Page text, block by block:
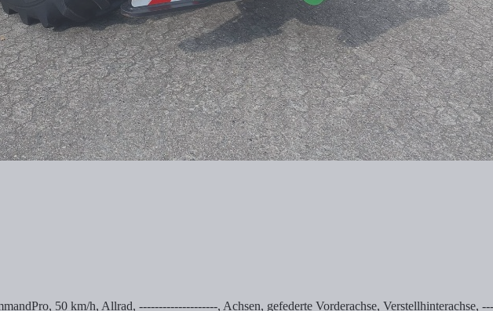
50 km/h, Allrad, --------------------, Achsen, gefederte Vorderachse, Verstellhinterachse,